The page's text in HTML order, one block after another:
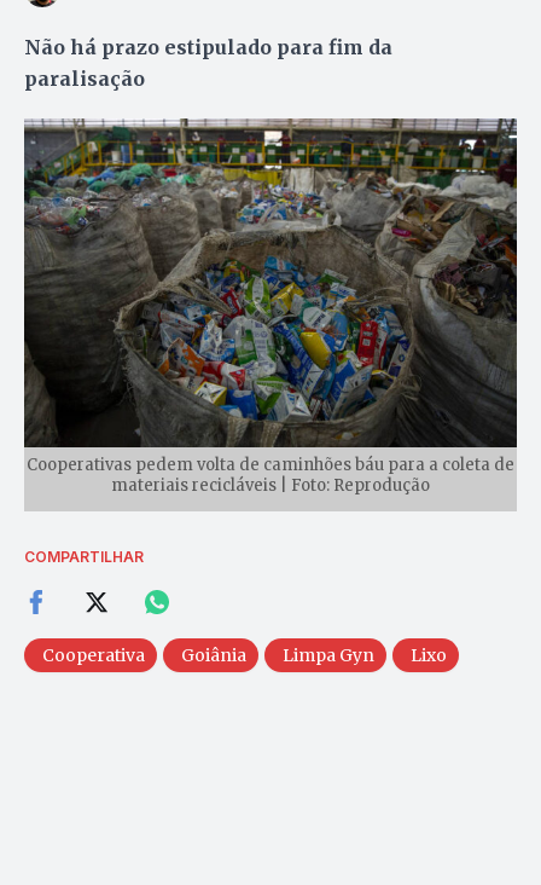
Não há prazo estipulado para fim da
paralisação
Cooperativas pedem volta de caminhões báu para a coleta de
materiais recicláveis | Foto: Reprodução
COMPARTILHAR
Cooperativa Goiânia Limpa Gyn Lixo